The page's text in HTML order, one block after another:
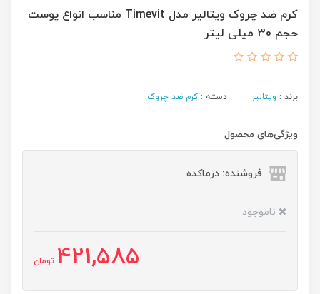
کرم ضد چروک ویتالیر مدل Timevit مناسب انواع پوست
حجم 30 میلی لیتر
برند : ویتالیر دسته :کرم ضد چروک
ویژگی‌های محصول
فروشنده: درماکده
ناموجود
421,585 تومان